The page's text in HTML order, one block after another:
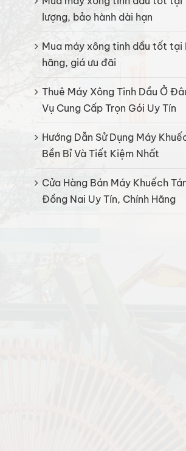
lượng, bảo hành dài hạn
Mua máy xông tinh dầu tốt tại
hãng, giá ưu đãi
Thuê Máy Xông Tinh Dầu Ở
Vụ Cung Cấp Trọn Gói Uy Tín
Hướng Dẫn Sử Dụng Máy
Bền Bỉ Và Tiết Kiệm Nhất
Cửa Hàng Bán Máy Khuếch
Đồng Nai Uy Tín, Chính Hãng